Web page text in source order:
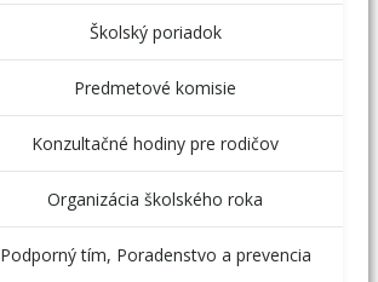
Školský poriadok
Predmetové komisie
Konzultačné hodiny pre rodičov
Organizácia školského roka
Podporný tím, Poradenstvo a prevencia